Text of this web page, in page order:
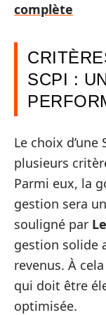
complète
SCPI :
Le choix
plusieurs
Parmi eux, la
gestion sera
souligné par
gestion solide
revenus. À
qui doit être
optimisée.